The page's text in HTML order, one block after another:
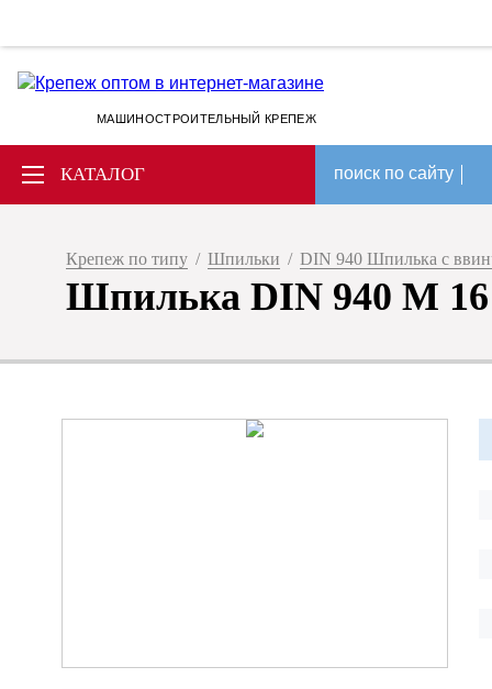
МАШИНОСТРОИТЕЛЬНЫЙ КРЕПЕЖ
КАТАЛОГ поиск по сайту
Крепеж по типу / Шпильки / DIN 940 Шпилька с
Шпилька DIN 940 М 16